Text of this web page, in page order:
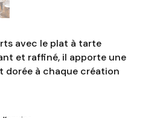
avec le plat à tarte
et raffiné, il apporte une
à chaque création